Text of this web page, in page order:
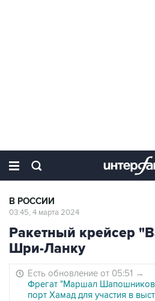
В РОССИИ
03:45, 4 марта 2024
Ракетный крейсер
Шри-Ланку
Есть обновление от 05:51 →
Фрегат "Маршал
порт Хамад для участия в